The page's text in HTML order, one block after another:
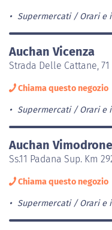
Supermercati Orari e
Auchan Vicenza
Strada Delle Cattane, 71
Chiama questo negozio
Supermercati Orari e
Auchan Vimodrone
Ss.11 Padana Sup. Km
Chiama questo negozio
Supermercati Orari e